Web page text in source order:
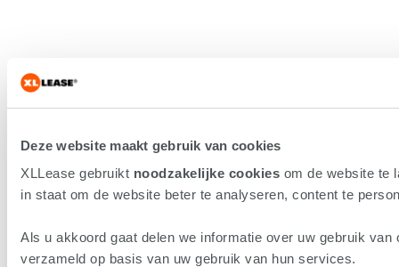
Deze website maakt gebruik van cookies
XLLease gebruikt noodzakelijke cookies om de website te
in staat om de website beter te analyseren, content te
Als u akkoord gaat delen we informatie over uw gebruik
verzameld op basis van uw gebruik van hun services.